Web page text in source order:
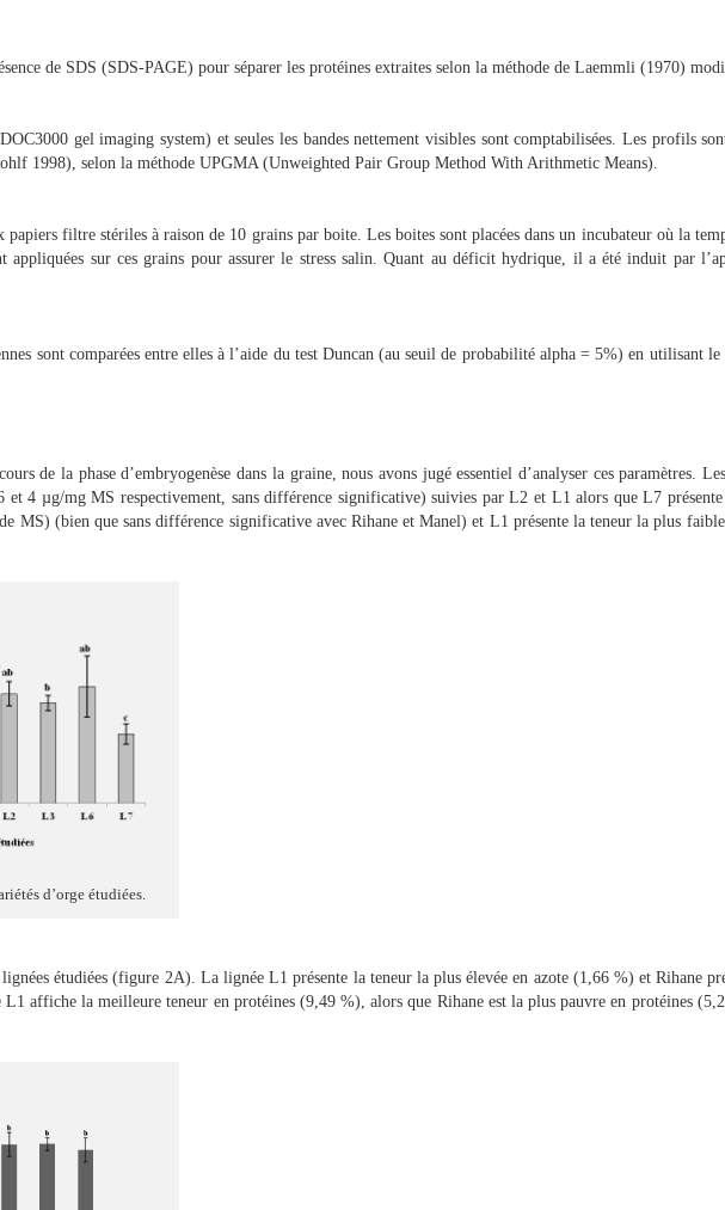
de SDS (SDS-PAGE) pour séparer les protéines extraites selon la méthode de Laemmli (1970)
gel imaging system) et seules les bandes nettement visibles sont comptabilisées. Les profils
1998), selon la méthode UPGMA (Unweighted Pair Group Method With Arithmetic Means).
filtre stériles à raison de 10 grains par boite. Les boites sont placées dans un incubateur où la
sur ces grains pour assurer le stress salin. Quant au déficit hydrique, il a été induit par
sont comparées entre elles à l’aide du test Duncan (au seuil de probabilité alpha = 5%) en utilisant
de la phase d’embryogenèse dans la graine, nous avons jugé essentiel d’analyser ces paramètres.
et 4 µg/mg MS respectivement, sans différence significative) suivies par L2 et L1 alors que L7
MS) (bien que sans différence significative avec Rihane et Manel) et L1 présente la teneur la plus
d’orge étudiées.
étudiées(figure 2A) . La lignée L1 présente la teneur la plus élevée en azote (1,66 %) et Rihane
affiche la meilleure teneur en protéines (9,49 %), alors que Rihane est la plus pauvre en protéines